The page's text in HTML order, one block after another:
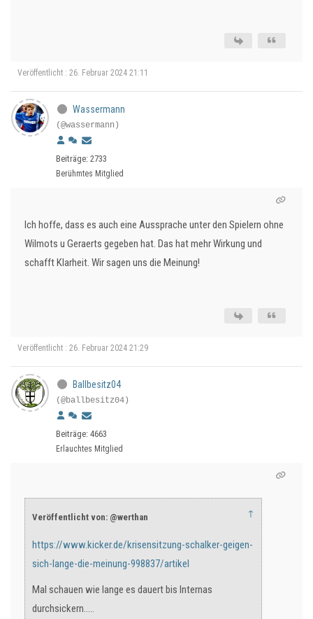
Veröffentlicht : 26. Februar 2024 21:11
Wassermann
(@wassermann)
Beiträge: 2733
Berühmtes Mitglied
Ich hoffe, dass es auch eine Aussprache unter den Spielern ohne
Wilmots u Geraerts gegeben hat. Das hat mehr Wirkung und
schafft Klarheit. Wir sagen uns die Meinung!
Veröffentlicht : 26. Februar 2024 21:29
Ballbesitz04
(@ballbesitz04)
Beiträge: 4663
Erlauchtes Mitglied
Veröffentlicht von: @werthan ↑
https://www.kicker.de/krisensitzung-schalker-geigen-
sich-lange-die-meinung-998837/artikel
Mal schauen wie lange es dauert bis Internas
durchsickern.....